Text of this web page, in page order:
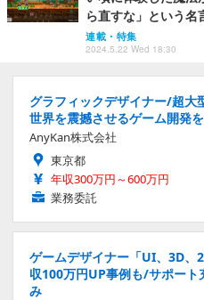
ら直すな」という名
連載・特集
2024.5.22 Wed 18:30
グラフィックデザイナー/超大
世界を震撼させるゲーム開発
AnyKan株式会社
東京都
年収300万円～600万円
業務委託
ゲームデザイナー「UI、3D
収100万円UP事例も/サポー
み